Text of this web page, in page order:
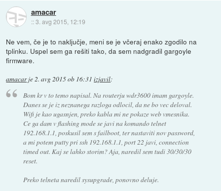
amacar
::3. avg 2015, 12:19
Ne vem, če je to naključje, meni se je včeraj enako zgodilo na
tplinku. Uspel sem ga rešiti tako, da sem nadgradil gargoyle
firmware.
amacarje2. avg 2015 ob 16:31 izjavil:
Bom kr v to temo napisal. Na routerju wdr3600 imam gargoyle.
Danes se je iz neznanega razloga odlocil, da ne bo vec deloval.
Wifi je kao ugasnjen, preko kabla mi ne pokaze web vmesnika.
Ce ga dam v flashing mode se javi na komando telnet
192.168.1.1, poskusil sem s failboot, ter nastaviti nov password,
a mi potem putty pri ssh 192.168.1.1, port 22 javi, connection
timed out. Kaj se lahko storim? Aja, naredil sem tudi 30/30/30
reset.
Preko telneta naredil sysupgrade, ponovno deluje.